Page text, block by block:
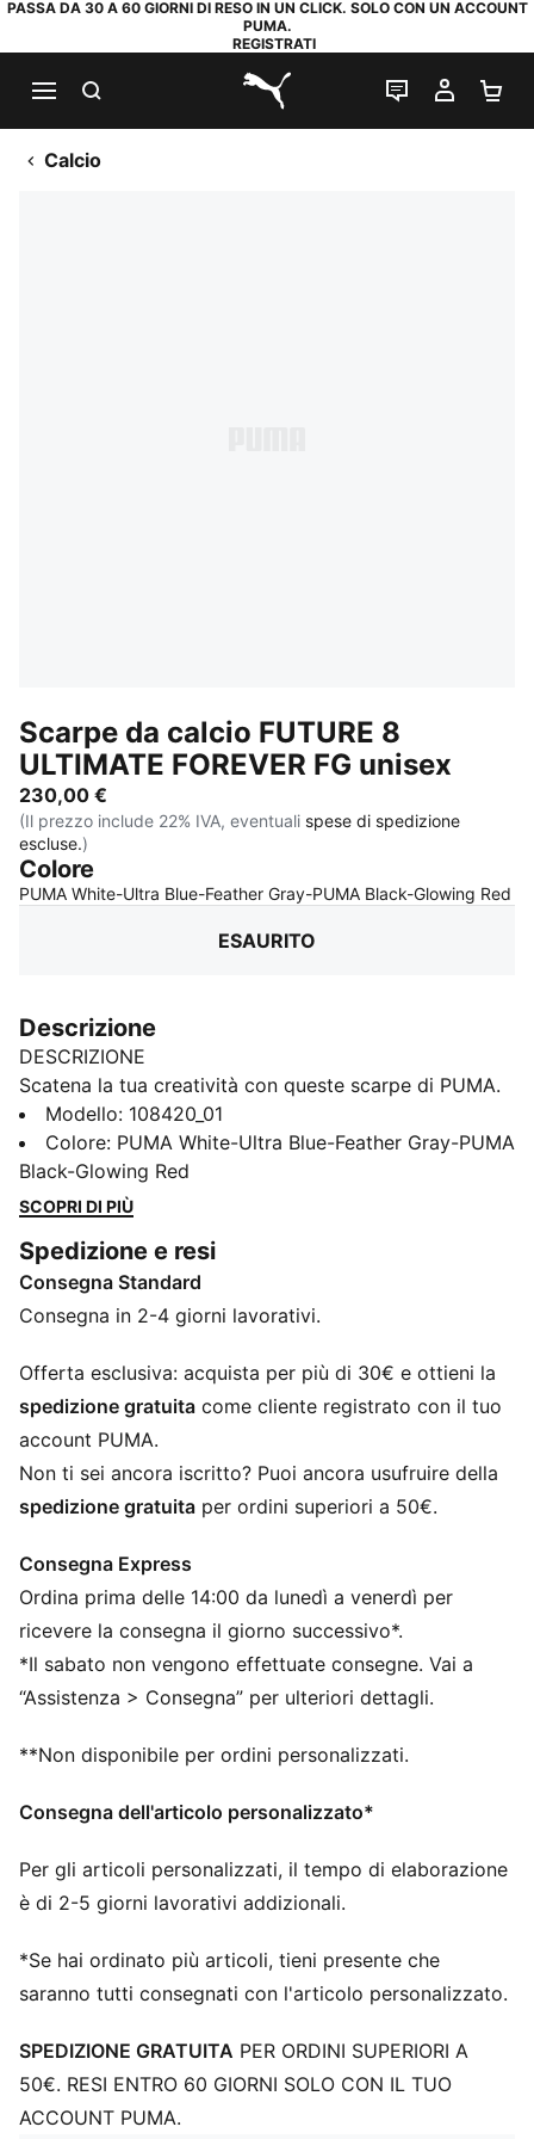
PASSA DA 30 A 60 GIORNI DI RESO IN UN CLICK. SOLO CON UN ACCOUNT
PUMA.
REGISTRATI
PUMA.com
CHAT IL MIO
Calcio
Scarpe da calcio FUTURE 8
ULTIMATE FOREVER FG unisex
230,00 €
(Il prezzo include 22% IVA, eventuali spese di spedizione
escluse.)
Colore
PUMA White-Ultra Blue-Feather Gray-PUMA Black-Glowing Red
ESAURITO
Descrizione
DESCRIZIONE
Scatena la tua creatività con queste scarpe di PUMA.
Dotata di una rete ad alta densità per il controllo della
palla, suola FLEXGILITY per movimenti agili e
PWRTAPE per la massima stabilità. Gioca con o senza
lacci e conquista il campo con una libertà e una
CARATTERISTICHE + VANTAGGI
La tomaia delle scarpe è realizzata con almeno il 20%
di materiali riciclati
supporto e la resistenza
DETTAGLI
Strato in mesh ad alta densità testurizzato con
palla migliori.
PWRTAPE sulla parte centrale del piede per il massimo
adattabilità.
I Fuzionpod sulla tomaia proteggono il piede senza
limitare la libertà di movimento
Lo strato di base in filato elasticizzato altamente
elastico con maglia extra elastica si adatta
dinamicamente alla forma del piede.
Loghi PUMA
Modello: 108420_01
Colore: PUMA White-Ultra Blue-Feather Gray-PUMA
Black-Glowing Red
SCOPRI DI PIÙ
Spedizione e resi
Consegna Standard
Consegna in 2-4 giorni lavorativi.
Offerta esclusiva: acquista per più di 30€ e ottieni la
spedizione gratuita come cliente registrato con il tuo
account PUMA.
Non ti sei ancora iscritto? Puoi ancora usufruire della
spedizione gratuita per ordini superiori a 50€.
Consegna Express
Ordina prima delle 14:00 da lunedì a venerdì per
ricevere la consegna il giorno successivo*.
*Il sabato non vengono effettuate consegne. Vai a
“Assistenza > Consegna” per ulteriori dettagli.
**Non disponibile per ordini personalizzati.
Consegna dell'articolo personalizzato*
Per gli articoli personalizzati, il tempo di elaborazione
è di 2-5 giorni lavorativi addizionali.
*Se hai ordinato più articoli, tieni presente che
saranno tutti consegnati con l'articolo personalizzato.
SPEDIZIONE GRATUITA PER ORDINI SUPERIORI A
50€. RESI ENTRO 60 GIORNI SOLO CON IL TUO
ACCOUNT PUMA.